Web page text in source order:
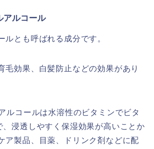
アルコール
ルとも呼ばれる成分です。
毛効果、白髪防止などの効果があり
ルコールは水溶性のビタミンでビタ
、浸透しやすく保湿効果が高いことか
ア製品、目薬、ドリンク剤などに配